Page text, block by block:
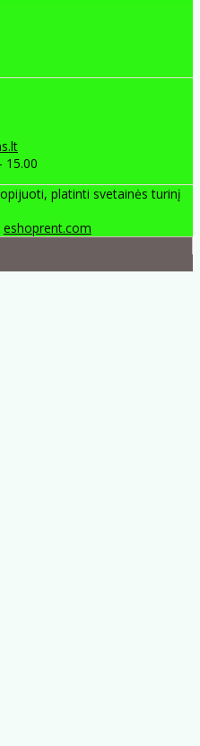
15.00
platinti svetainės turinį
eshoprent.com